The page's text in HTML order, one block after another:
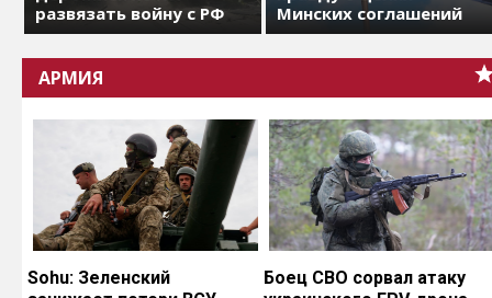
развязать войну с РФ
Минских соглашений
АРМИЯ
Sohu: Зеленский
Боец СВО сорвал атаку